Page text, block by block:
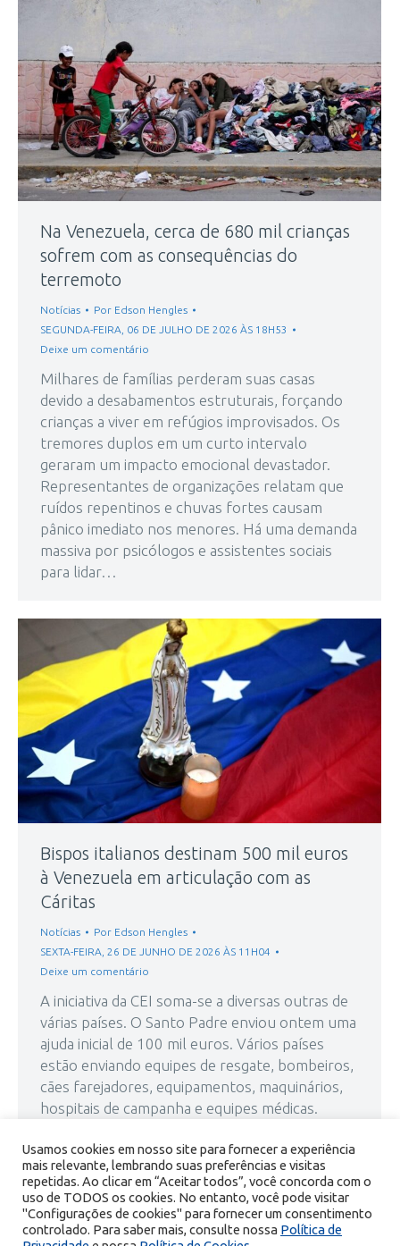
Na Venezuela, cerca de 680 mil crianças
sofrem com as consequências do
terremoto
Notícias Por Edson Hengles
SEGUNDA-FEIRA, 06 DE JULHO DE 2026 ÀS 18H53
Deixe um comentário
Milhares de famílias perderam suas casas
devido a desabamentos estruturais, forçando
crianças a viver em refúgios improvisados. Os
tremores duplos em um curto intervalo
geraram um impacto emocional devastador.
Representantes de organizações relatam que
ruídos repentinos e chuvas fortes causam
pânico imediato nos menores. Há uma demanda
massiva por psicólogos e assistentes sociais
para lidar…
Bispos italianos destinam 500 mil euros
à Venezuela em articulação com as
Cáritas
Notícias Por Edson Hengles
SEXTA-FEIRA, 26 DE JUNHO DE 2026 ÀS 11H04
Deixe um comentário
A iniciativa da CEI soma-se a diversas outras de
várias países. O Santo Padre enviou ontem uma
ajuda inicial de 100 mil euros. Vários países
estão enviando equipes de resgate, bombeiros,
cães farejadores, equipamentos, maquinários,
hospitais de campanha e equipes médicas.
ajudas. Para responder à emergência…
Usamos cookies em nosso site para fornecer a experiência
mais relevante, lembrando suas preferências e visitas
repetidas. Ao clicar em “Aceitar todos”, você concorda com o
uso de TODOS os cookies. No entanto, você pode visitar
"Configurações de cookies" para fornecer um consentimento
controlado. Para saber mais, consulte nossa Política de